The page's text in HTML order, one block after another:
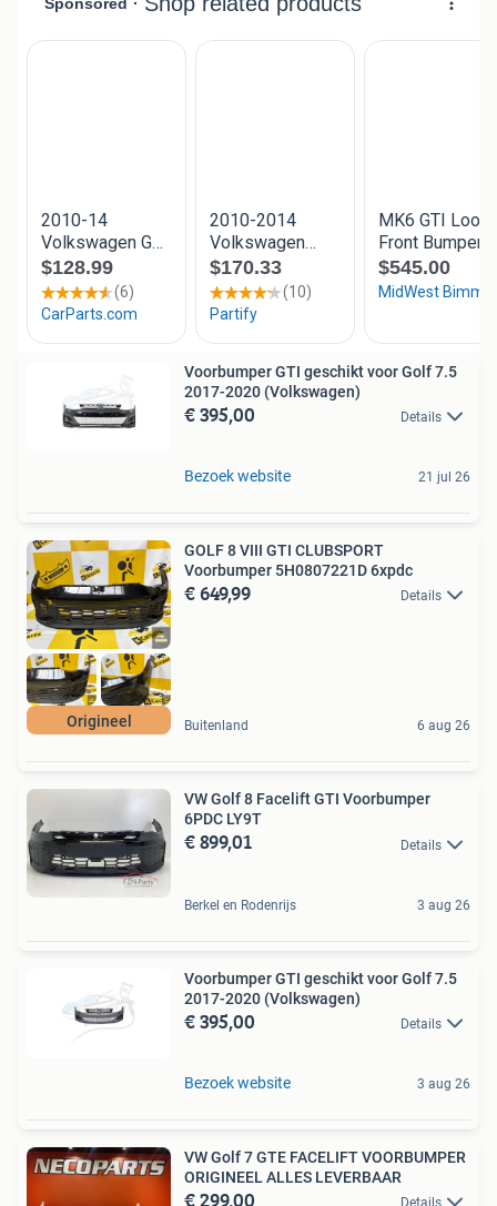
Voorbumper GTI geschikt voor Golf 7.5
2017-2020 (Volkswagen)
€ 395,00 Details
Bezoek website 21 jul 26
Origineel
GOLF 8 VIII GTI CLUBSPORT
Voorbumper 5H0807221D 6xpdc
€ 649,99 Details
Buitenland 6 aug 26
VW Golf 8 Facelift GTI Voorbumper
6PDC LY9T
€ 899,01 Details
Berkel en Rodenrijs 3 aug 26
Voorbumper GTI geschikt voor Golf 7.5
2017-2020 (Volkswagen)
€ 395,00 Details
Bezoek website 3 aug 26
VW Golf 7 GTE FACELIFT VOORBUMPER
ORIGINEEL ALLES LEVERBAAR
€ 299,00 Details